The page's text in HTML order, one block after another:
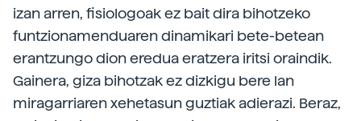
izan arren, fisiologoak ez bait dira bihotzeko
funtzionamenduaren dinamikari bete-betean
erantzungo dion eredua eratzera iritsi oraindik.
Gainera, giza bihotzak ez dizkigu bere lan
miragarriaren xehetasun guztiak adierazi. Beraz,